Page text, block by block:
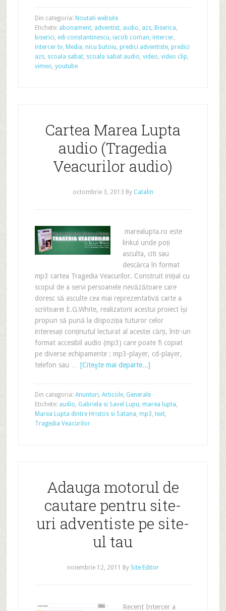
Din categoria: Noutati website
Etichete: abonament, adventist, audio, azs, Biserica,
biserici, edi constantinescu, iacob coman, intercer,
intercer tv, Media, nicu butoiu, predici adventiste, predici
azs, scoala sabat, scoala sabat audio, video, video clip,
vimeo, youtube
Cartea Marea Lupta
audio (Tragedia
Veacurilor audio)
octombrie 3, 2013 By Catalin
marealupta.ro este
linkul unde poți
asculta, citi sau
descărca în format
mp3 cartea Tragedia Veacurilor. Construit inițial cu
scopul de a servi persoanele nevăzătoare care
doresc să asculte cea mai reprezentativă carte a
scriitoarei E.G.White, realizatorii acestui proiect își
propun să pună la dispoziția tuturor celor
interesați conținutul lecturat al acestei cărți, într-un
format accesibil audio (mp3) care poate fi copiat
pe diverse echipamente : mp3-player, cd-player,
telefon sau … [Citeşte mai departe...]
Din categoria: Anunturi, Articole, Generale
Etichete: audio, Gabriela si Savel Lupu, marea lupta,
Marea Lupta dintre Hristos si Satana, mp3, text,
Tragedia Veacurilor
Adauga motorul de
cautare pentru site-
uri adventiste pe site-
ul tau
noiembrie 12, 2011 By Site Editor
Recent Intercer a